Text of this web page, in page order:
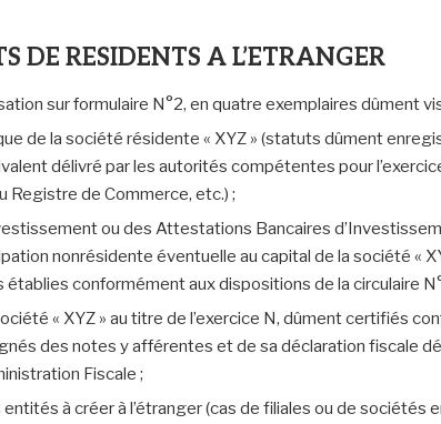
DE RESIDENTS A L’ETRANGER
sur formulaire N°2, en quatre exemplaires dûment
de la société résidente « XYZ » (statuts dûment
délivré par les autorités compétentes pour
Registre de Commerce, etc.) ;
ou des Attestations Bancaires
nonrésidente éventuelle au capital de la société «
conformément aux dispositions de la circulaire
« XYZ » au titre de l’exercice N, dûment certifiés
des notes y afférentes et de sa déclaration fiscale
Fiscale ;
à créer à l’étranger (cas de filiales ou de sociétés